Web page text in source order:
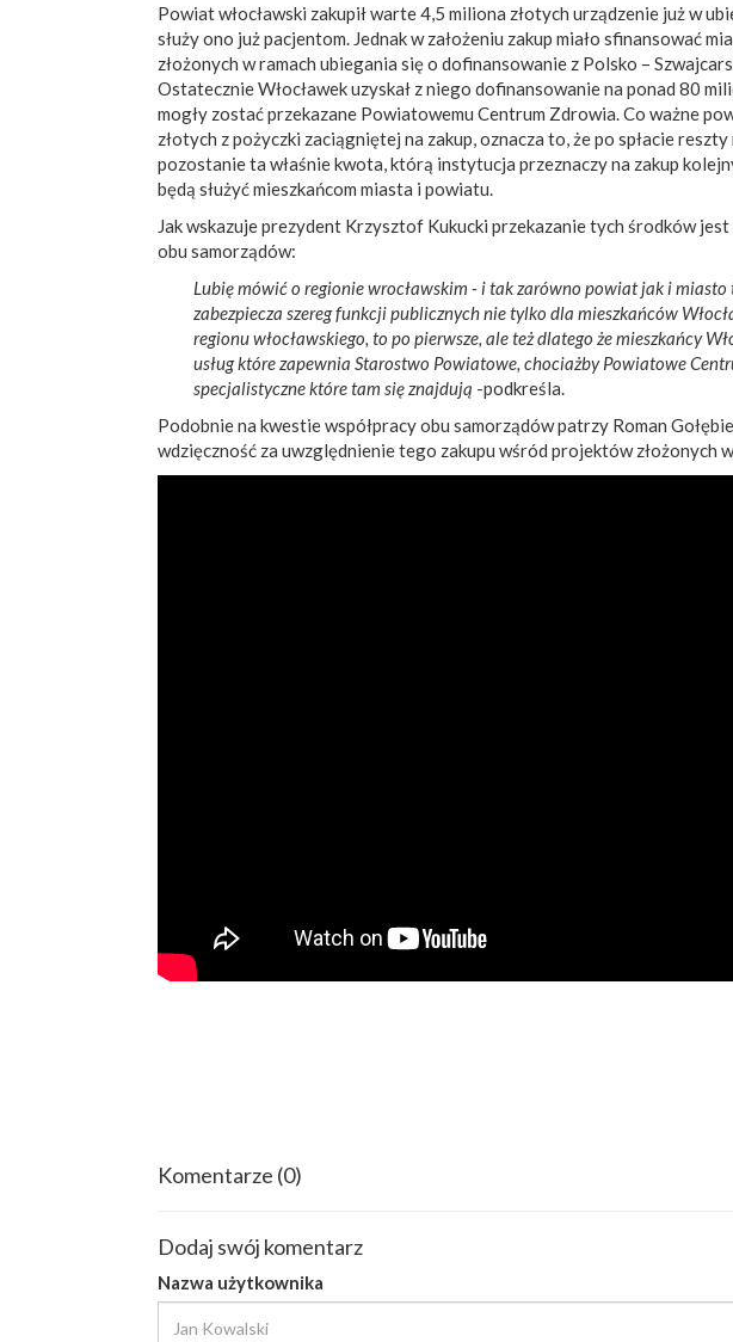
Powiat włocławski zakupił warte 4,5 miliona złotych urządzenie już w
służy ono już pacjentom. Jednak w założeniu zakup miało sfinansować
złożonych w ramach ubiegania się o dofinansowanie z Polsko –
Ostatecznie Włocławek uzyskał z niego dofinansowanie na ponad 80
mogły zostać przekazane Powiatowemu Centrum Zdrowia. Co ważne
złotych z pożyczki zaciągniętej na zakup, oznacza to, że po spłacie
pozostanie ta właśnie kwota, którą instytucja przeznaczy na zakup
będą służyć mieszkańcom miasta i powiatu.
Jak wskazuje prezydent Krzysztof Kukucki przekazanie tych środków
obu samorządów:
Lubię mówić o regionie wrocławskim - i tak zarówno powiat jak i miasto
zabezpiecza szereg funkcji publicznych nie tylko dla mieszkańców
regionu włocławskiego, to po pierwsze, ale też dlatego że mieszkańcy
usług które zapewnia Starostwo Powiatowe, chociażby Powiatowe
specjalistyczne które tam się znajdują -podkreśla.
Podobnie na kwestie współpracy obu samorządów patrzy Roman
wdzięczność za uwzględnienie tego zakupu wśród projektów złożonych
Komentarze (0)
Dodaj swój komentarz
Nazwa użytkownika